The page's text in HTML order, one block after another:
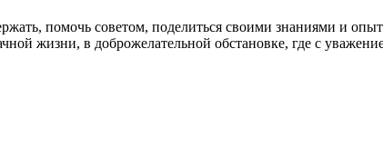
помочь советом, поделиться своими знаниями и
жизни, в доброжелательной обстановке, где с